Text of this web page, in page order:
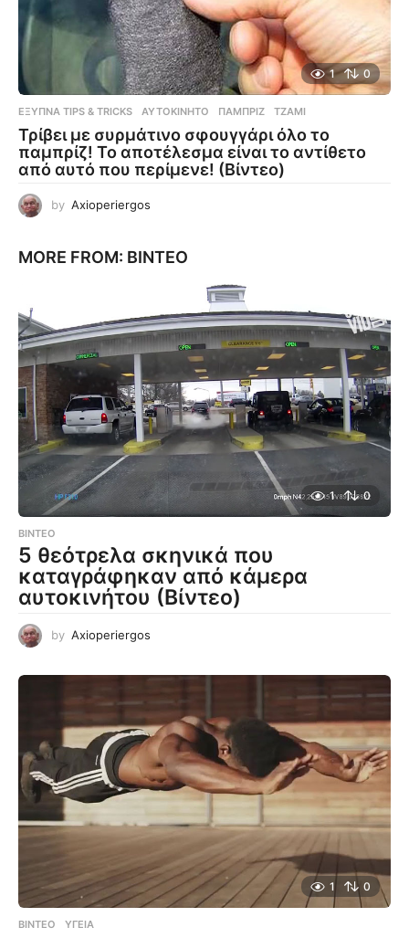
1 0
ΈΞΥΠΝΑ TIPS & TRICKS ΑΥΤΟΚΊΝΗΤΟ ,ΠΑΜΠΡΊΖ ,ΤΖΆΜΙ
Τρίβει με συρμάτινο σφουγγάρι όλο το
παμπρίζ! Το αποτέλεσμα είναι το αντίθετο
από αυτό που περίμενε! (Βίντεο)
by Axioperiergos
MORE FROM: ΒΊΝΤΕΟ
1 0
ΒΊΝΤΕΟ
5 θεότρελα σκηνικά που
καταγράφηκαν από κάμερα
αυτοκινήτου (Βίντεο)
by Axioperiergos
1 0
ΒΊΝΤΕΟ ΥΓΕΊΑ